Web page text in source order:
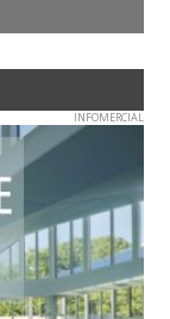
INFOMERCIAL